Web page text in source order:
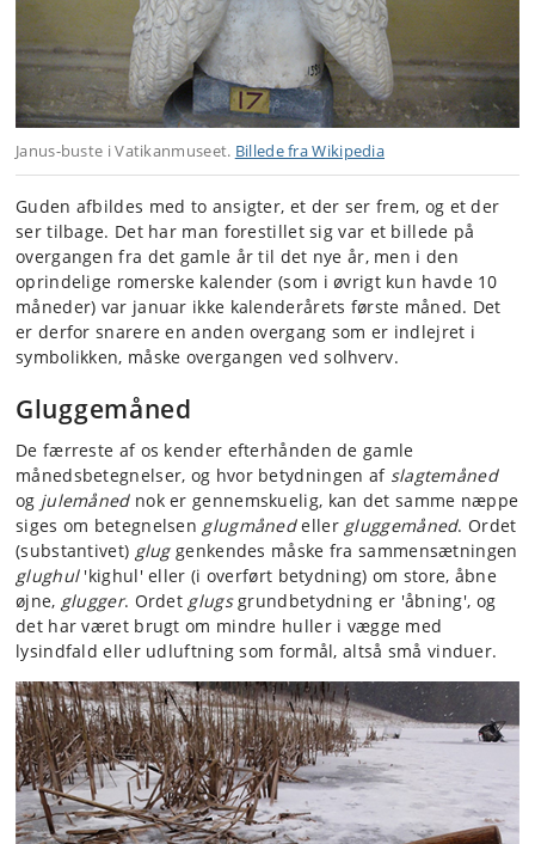
Janus-buste i Vatikanmuseet. Billede fra Wikipedia
Guden afbildes med to ansigter, et der ser frem, og et der
ser tilbage. Det har man forestillet sig var et billede på
overgangen fra det gamle år til det nye år, men i den
oprindelige romerske kalender (som i øvrigt kun havde 10
måneder) var januar ikke kalenderårets første måned. Det
er derfor snarere en anden overgang som er indlejret i
symbolikken, måske overgangen ved solhverv.
Gluggemåned
De færreste af os kender efterhånden de gamle
månedsbetegnelser, og hvor betydningen af slagtemåned
og julemånednok er gennemskuelig, kan det samme næppe
siges om betegnelsen glugmånedeller gluggemåned. Ordet
(substantivet) gluggenkendes måske fra sammensætningen
glughul'kighul' eller (i overført betydning) om store, åbne
øjne, glugger. Ordet glugsgrundbetydning er 'åbning', og
det har været brugt om mindre huller i vægge med
lysindfald eller udluftning som formål, altså små vinduer.